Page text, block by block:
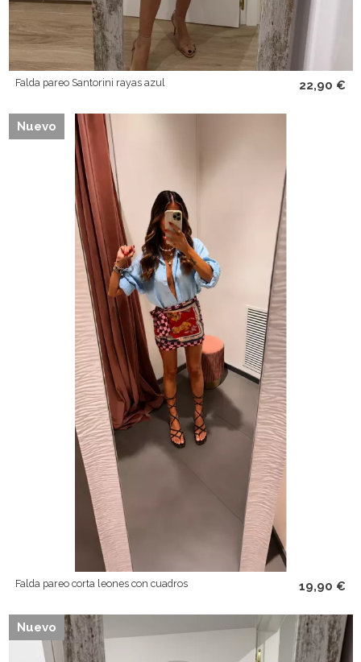
Falda pareo Santorini rayas azul 22,90 €
Nuevo
Falda pareo corta leones con cuadros 19,90 €
Nuevo
10% dto en tu
primera compra
buscadosysorpresas exclusivas.
Email